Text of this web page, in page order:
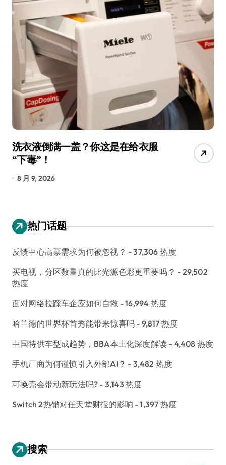
洗衣液倒满一盖？你这是在给衣服
“下毒”！
8 月 9, 2026
热门话题
反馈中心高票需求为何被忽视？ - 37,306 热度
买电视，分区数量真的比光源色彩更重要吗？ - 29,502
热度
面对网络拉踩车企应如何自救 - 16,994 热度
哈兰德的世界杯首秀能带来惊喜吗 - 9,817 热度
中国特供车型成趋势，BBA本土化深度解读 - 4,408 热度
手机厂商为何谨慎引入外部AI？ - 3,482 热度
可换壳会带动新玩法吗? - 3,143 热度
Switch 2热销对任天堂财报的影响 - 1,397 热度
搜索